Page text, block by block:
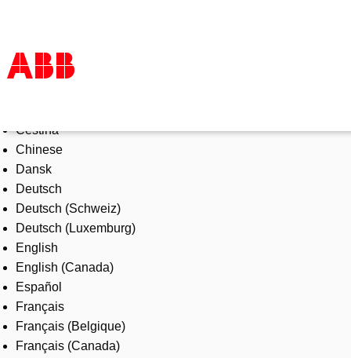
Products & Solutions
Industries
Services
About us
Where to buy
Contact us
Careers
Čeština
Chinese
Dansk
Deutsch
Deutsch (Schweiz)
Deutsch (Luxemburg)
English
English (Canada)
Español
Français
Français (Belgique)
Français (Canada)